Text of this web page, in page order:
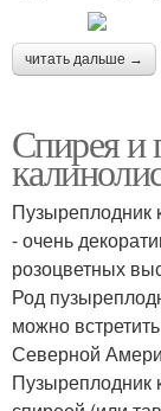
читать дальше →
Спирея и
Пузыреплодник
- очень
розоцветных
Род
можно
Северной
Пузыреплодник